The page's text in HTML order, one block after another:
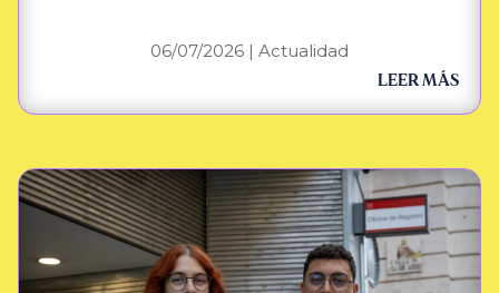
06/07/2026 | Actualidad
LEER MÁS